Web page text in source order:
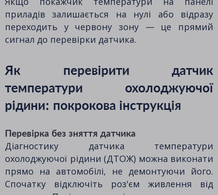
приладів залишається на нулі або відразу
переходить у червону зону — це прямий
сигнал до перевірки датчика.
Як перевірити датчик
температури охолоджуючої
рідини: покрокова інструкція
Перевірка без зняття датчика
Діагностику датчика температури
охолоджуючої рідини (ДТОЖ) можна виконати
прямо на автомобілі, не демонтуючи його.
Спочатку відключіть роз'єм живлення від